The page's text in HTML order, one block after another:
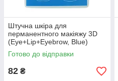
Штучна шкіра для
перманентного макіяжу 3D
(Eye+Lip+Eyebrow, Blue)
Готово до відправки
82 ₴